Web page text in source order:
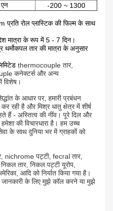
एन
-200 ~ 1300
रोल प्लास्टिक की फिल्म के साथ
मात्रा के रूप में 5 - 7 दिन।
थर्मोकपल तार की मात्रा के अनुसार
thermocouple तार,
कनेक्टर्स और अन्य
विशेष।
के आधार पर, हमारी प्रबंधन
कर रही है और मिश्र धातु क्षेत्र में शीर्ष
हैं - अस्तित्व की नींव। पूरे दिल और
की विचारधारा है। हम उच्च
के साथ दुनिया भर में ग्राहकों को
nichrome पट्टी, fecral तार,
तार, निकल पट्टी यूरोप,
आदि को निर्यात किया गया है।
के लिए मुझे कॉल करने या मुझे